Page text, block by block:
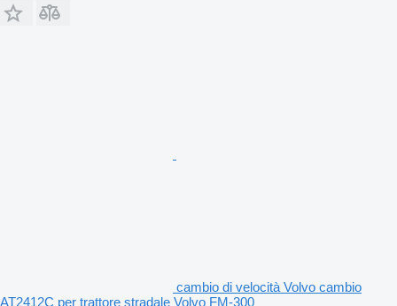
cambio di velocità Volvo cambio
AT2412C per trattore stradale Volvo FM-300